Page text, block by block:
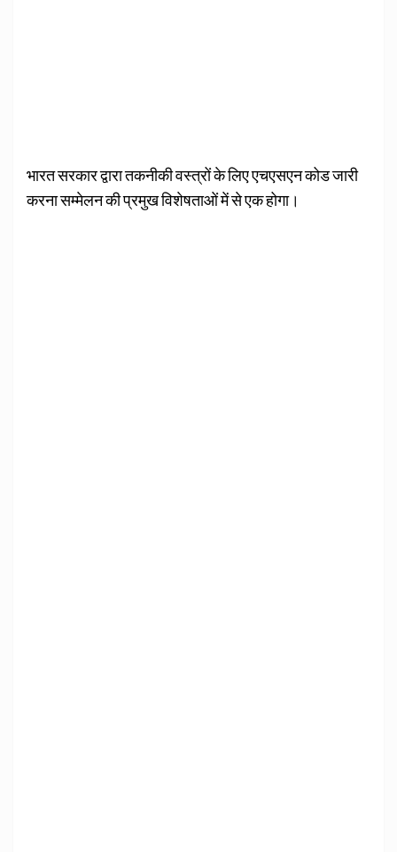
भारत सरकार द्वारा तकनीकी वस्त्रों के लिए एचएसएन कोड जारी
करना सम्मेलन की प्रमुख विशेषताओं में से एक होगा।